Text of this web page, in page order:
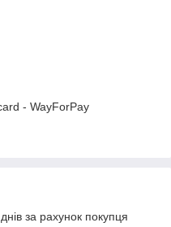
- WayForPay
за рахунок покупця